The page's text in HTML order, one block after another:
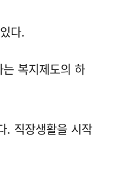
다.
복지제도의 하
. 직장생활을 시작